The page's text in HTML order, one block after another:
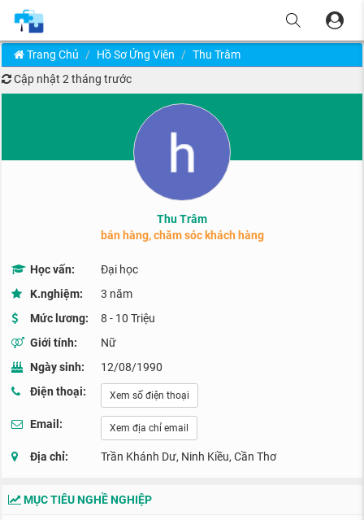
Trang Chủ Hồ Sơ Ứng Viên
Thu Trâm
Cập nhật 2 tháng trước
Thu Trâm
bán hàng, chăm sóc khách hàng
Học vấn:
Đại học
K.nghiệm:
3 năm
Mức lương:
8 - 10 Triệu
Giới tính:
Nữ
Ngày sinh:
12/08/1990
Điện thoại:
Xem số điện thoại
Email: Xem địa chỉ email
Địa chỉ: Trần Khánh Dư, Ninh Kiều, Cần Thơ
MỤC TIÊU NGHỀ NGHIỆP